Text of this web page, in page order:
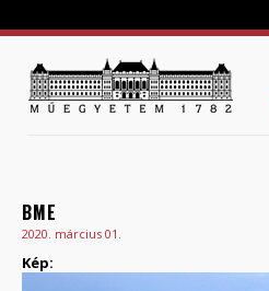
BME
2020. március 01.
Kép: